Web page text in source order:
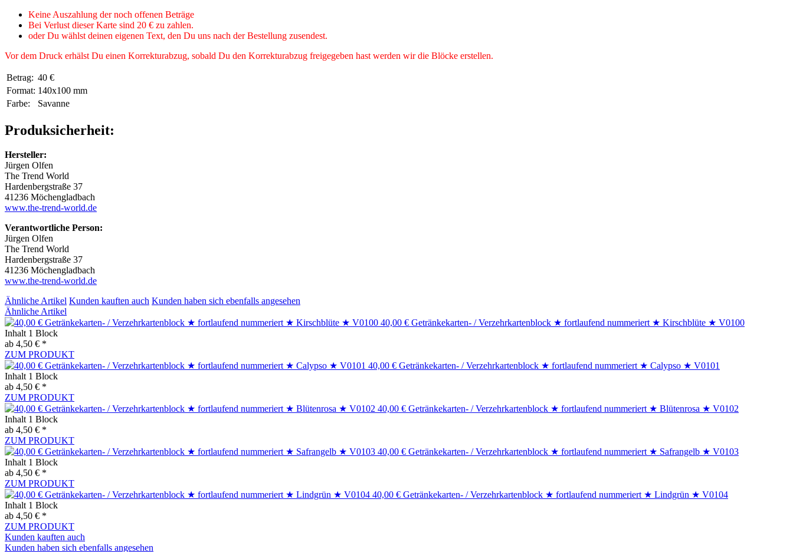
Keine Auszahlung der noch offenen Beträge
Bei Verlust dieser Karte sind 20 € zu zahlen.
oder Du wählst deinen eigenen Text, den Du uns nach der Bestellung zusendest.
Vor dem Druck erhälst Du einen Korrekturabzug, sobald Du den Korrekturabzug freigegeben hast werden wir die Blöcke erstellen.
Betrag: 40 €
Format: 140x100 mm
Farbe:
Savanne
Produksicherheit:
Hersteller:
Jürgen Olfen
The Trend World
Hardenbergstraße 37
41236 Möchengladbach
www.the-trend-world.de
Verantwortliche Person:
Jürgen Olfen
The Trend World
Hardenbergstraße 37
41236 Möchengladbach
www.the-trend-world.de
Ähnliche Artikel Kunden kauften auch Kunden haben sich ebenfalls angesehen
Ähnliche Artikel
40,00 € Getränkekarten- / Verzehrkartenblock ★ fortlaufend nummeriert ★ Kirschblüte ★ V0100
Inhalt 1 Block
ab 4,50 € *
ZUM PRODUKT
40,00 € Getränkekarten- / Verzehrkartenblock ★ fortlaufend nummeriert ★ Calypso ★ V0101
Inhalt 1 Block
ab 4,50 € *
ZUM PRODUKT
40,00 € Getränkekarten- / Verzehrkartenblock ★ fortlaufend nummeriert ★ Blütenrosa ★ V0102
Inhalt 1 Block
ab 4,50 € *
ZUM PRODUKT
40,00 € Getränkekarten- / Verzehrkartenblock ★ fortlaufend nummeriert ★ Safrangelb ★ V0103
Inhalt 1 Block
ab 4,50 € *
ZUM PRODUKT
40,00 € Getränkekarten- / Verzehrkartenblock ★ fortlaufend nummeriert ★ Lindgrün ★ V0104
Inhalt 1 Block
ab 4,50 € *
ZUM PRODUKT
Kunden kauften auch
Kunden haben sich ebenfalls angesehen